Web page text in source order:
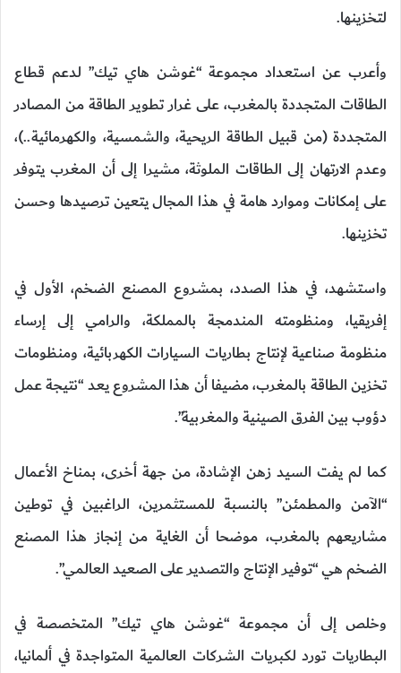
لتخزينها.
وأعرب عن استعداد مجموعة “غوشن هاي تيك” لدعم قطاع
الطاقات المتجددة بالمغرب، على غرار تطوير الطاقة من المصادر
المتجددة (من قبيل الطاقة الريحية، والشمسية، والكهرمائية..)،
وعدم الارتهان إلى الطاقات الملوثة، مشيرا إلى أن المغرب يتوفر
على إمكانات وموارد هامة في هذا المجال يتعين ترصيدها وحسن
تخزينها.
واستشهد، في هذا الصدد، بمشروع المصنع الضخم، الأول في
إفريقيا، ومنظومته المندمجة بالمملكة، والرامي إلى إرساء
منظومة صناعية لإنتاج بطاريات السيارات الكهربائية، ومنظومات
تخزين الطاقة بالمغرب، مضيفا أن هذا المشروع يعد “نتيجة عمل
دؤوب بين الفرق الصينية والمغربية”.
كما لم يفت السيد زهن الإشادة، من جهة أخرى، بمناخ الأعمال
“الآمن والمطمئن” بالنسبة للمستثمرين، الراغبين في توطين
مشاريعهم بالمغرب، موضحا أن الغاية من إنجاز هذا المصنع
الضخم هي “توفير الإنتاج والتصدير على الصعيد العالمي”.
وخلص إلى أن مجموعة “غوشن هاي تيك” المتخصصة في
البطاريات تورد لكبريات الشركات العالمية المتواجدة في ألمانيا،